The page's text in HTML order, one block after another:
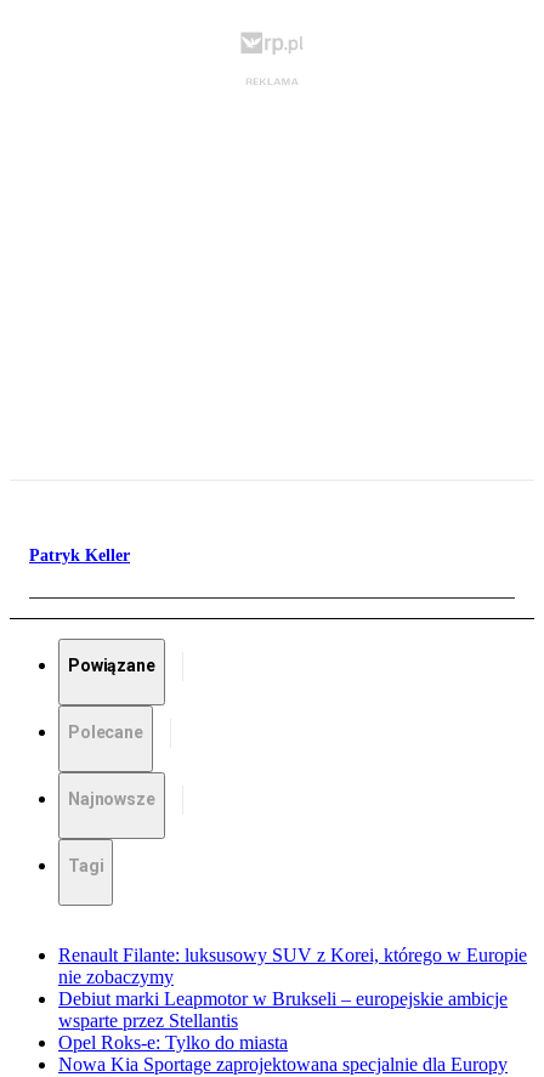
Patryk Keller
Powiązane
Polecane
Najnowsze
Tagi
Renault Filante: luksusowy SUV z Korei, którego w Europie
nie zobaczymy
Debiut marki Leapmotor w Brukseli – europejskie ambicje
wsparte przez Stellantis
Opel Roks-e: Tylko do miasta
Nowa Kia Sportage zaprojektowana specjalnie dla Europy